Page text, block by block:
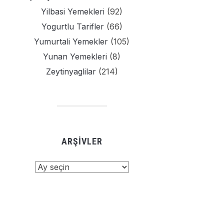
Yilbasi Yemekleri (92)
Yogurtlu Tarifler(66)
Yumurtali Yemekler (105)
Yunan Yemekleri (8)
Zeytinyaglilar(214)
ARŞIVLER